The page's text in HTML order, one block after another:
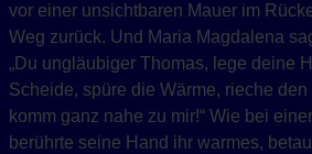
vor einer unsichtbaren Mauer im
Weg zurück. Und Maria Magdalena
„Du ungläubiger Thomas, lege deine
Scheide, spüre die Wärme, rieche
komm ganz nahe zu mir!“ Wie bei
berührte seine Hand ihr warmes,